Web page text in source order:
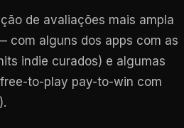
de avaliações mais ampla
com alguns dos apps com as
indie curados) e algumas
to-play pay-to-win com